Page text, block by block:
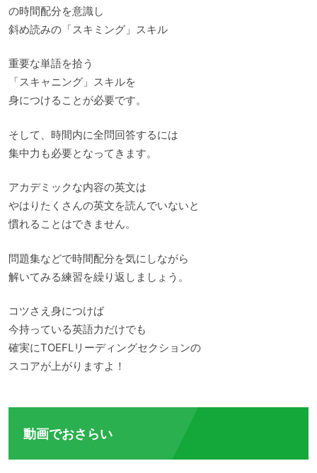
の時間配分を意識し
斜め読みの「スキミング」スキル
重要な単語を拾う
「スキャニング」スキルを
身につけることが必要です。
そして、時間内に全問回答するには
集中力も必要となってきます。
アカデミックな内容の英文は
やはりたくさんの英文を読んでいないと
慣れることはできません。
問題集などで時間配分を気にしながら
解いてみる練習を繰り返しましょう。
コツさえ身につけば
今持っている英語力だけでも
確実にTOEFLリーディングセクションの
スコアが上がりますよ！
動画でおさらい